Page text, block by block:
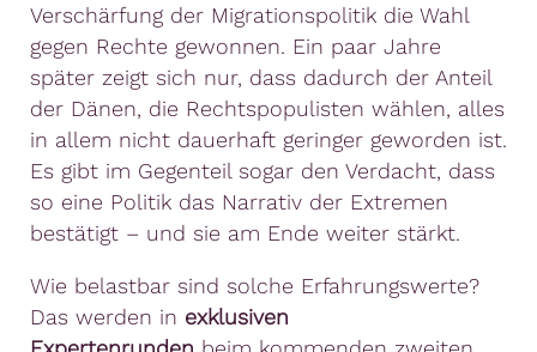
Verschärfung der Migrationspolitik die Wahl
gegen Rechte gewonnen. Ein paar Jahre
später zeigt sich nur, dass dadurch der Anteil
der Dänen, die Rechtspopulisten wählen, alles
in allem nicht dauerhaft geringer geworden ist.
Es gibt im Gegenteil sogar den Verdacht, dass
so eine Politik das Narrativ der Extremen
bestätigt – und sie am Ende weiter stärkt.
Wie belastbar sind solche Erfahrungswerte?
Das werden in exklusiven